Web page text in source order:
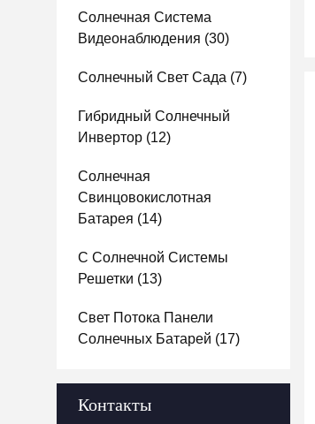
Солнечная Система
Видеонаблюдения (30)
Солнечный Свет Сада (7)
Гибридный Солнечный
Инвертор (12)
Солнечная
Свинцовокислотная
Батарея (14)
С Солнечной Системы
Решетки (13)
Свет Потока Панели
Солнечных Батарей (17)
Контакты